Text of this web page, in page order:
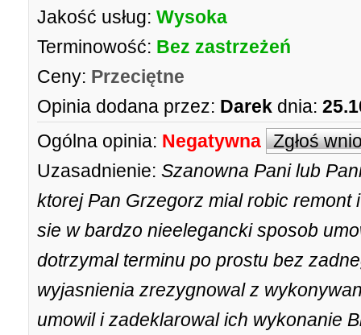
Jakość usług: Wysoka
Terminowość: Bez zastrzeżeń
Ceny: Przeciętne
Opinia dodana przez: Darek dnia:
Ogólna opinia: Negatywna Zgłoś
Uzasadnienie: Szanowna Pani lub
ktorej Pan Grzegorz mial robic
sie w bardzo nieelegancki sposob
dotrzymal terminu po prostu bez
wyjasnienia zrezygnowal z
umowil i zadeklarowal ich wykonanie